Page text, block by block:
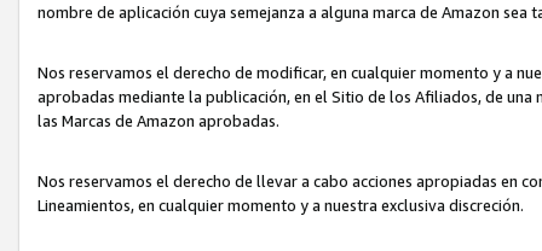
nombre de aplicación cuya semejanza a alguna marca de Amazon
Nos reservamos el derecho de modificar, en cualquier momento y a
aprobadas mediante la publicación, en el Sitio de los Afiliados, de
las Marcas de Amazon aprobadas.
Nos reservamos el derecho de llevar a cabo acciones apropiadas en
Lineamientos, en cualquier momento y a nuestra exclusiva discreción.